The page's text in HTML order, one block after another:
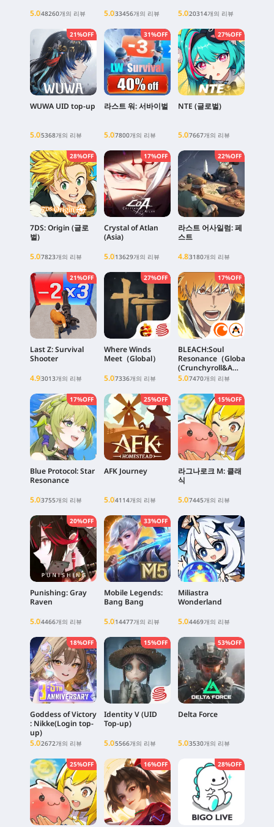
5.048260개의 리뷰
5.033456개의 리뷰
5.020314개의 리뷰
21%OFF
WUWA UID top-up
5.05368개의 리뷰
31%OFF
라스트 워: 서바이벌
5.07800개의 리뷰
27%OFF
NTE (글로벌)
5.07667개의 리뷰
28%OFF
7DS: Origin (글로
벌)
5.07823개의 리뷰
17%OFF
Crystal of Atlan
(Asia)
5.013629개의 리뷰
22%OFF
라스트 어사일럼: 페
스트
4.83180개의 리뷰
21%OFF
Last Z: Survival
Shooter
4.93013개의 리뷰
27%OFF
Where Winds
Meet（Global）
5.07336개의 리뷰
17%OFF
BLEACH:Soul
Resonance（Global)
(Crunchyroll&A
PLUS Client)
5.07470개의 리뷰
17%OFF
Blue Protocol: Star
Resonance
5.03755개의 리뷰
25%OFF
AFK Journey
5.04114개의 리뷰
15%OFF
라그나로크 M: 클래
식
5.07445개의 리뷰
20%OFF
Punishing: Gray
Raven
5.04466개의 리뷰
33%OFF
Mobile Legends:
Bang Bang
5.014477개의 리뷰
Miliastra
Wonderland
5.04469개의 리뷰
18%OFF
Goddess of Victory
: Nikke(Login top-
up)
5.02672개의 리뷰
15%OFF
Identity V (UID
Top-up)
5.05566개의 리뷰
53%OFF
Delta Force
5.03530개의 리뷰
25%OFF 16%OFF 28%OFF